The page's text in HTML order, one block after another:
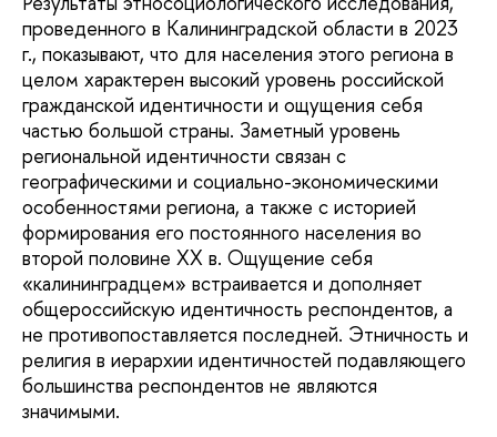
проведенного в Калининградской области в 2023
г., показывают, что для населения этого региона в
целом характерен высокий уровень российской
гражданской идентичности и ощущения себя
частью большой страны. Заметный уровень
региональной идентичности связан с
географическими и социально-экономическими
особенностями региона, а также с историей
формирования его постоянного населения во
второй половине ХХ в. Ощущение себя
«калининградцем» встраивается и дополняет
общероссийскую идентичность респондентов, а
не противопоставляется последней. Этничность и
религия в иерархии идентичностей подавляющего
большинства респондентов не являются
значимыми.